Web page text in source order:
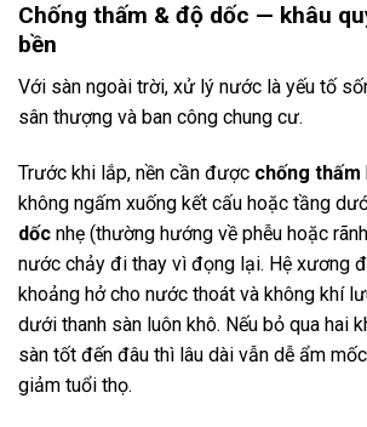
Chống thấm & độ dốc — khâu
bền
Với sàn ngoài trời, xử lý nước là yếu tố
sân thượng và ban công chung cư.
Trước khi lắp, nền cần được chống thấm
không ngấm xuống kết cấu hoặc tầng
dốc nhẹ (thường hướng về phễu hoặc
nước chảy đi thay vì đọng lại. Hệ xương
khoảng hở cho nước thoát và không khí
dưới thanh sàn luôn khô. Nếu bỏ qua hai
sàn tốt đến đâu thì lâu dài vẫn dễ ẩm
giảm tuổi thọ.